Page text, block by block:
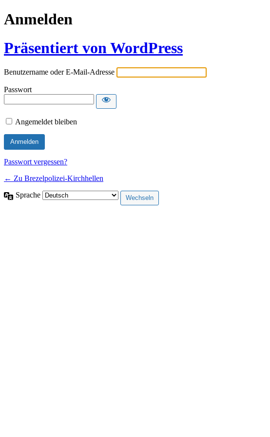
Anmelden
Präsentiert von WordPress
Benutzername oder E-Mail-Adresse
Passwort
Angemeldet bleiben
Passwort vergessen?
← Zu Brezelpolizei-Kirchhellen
Sprache